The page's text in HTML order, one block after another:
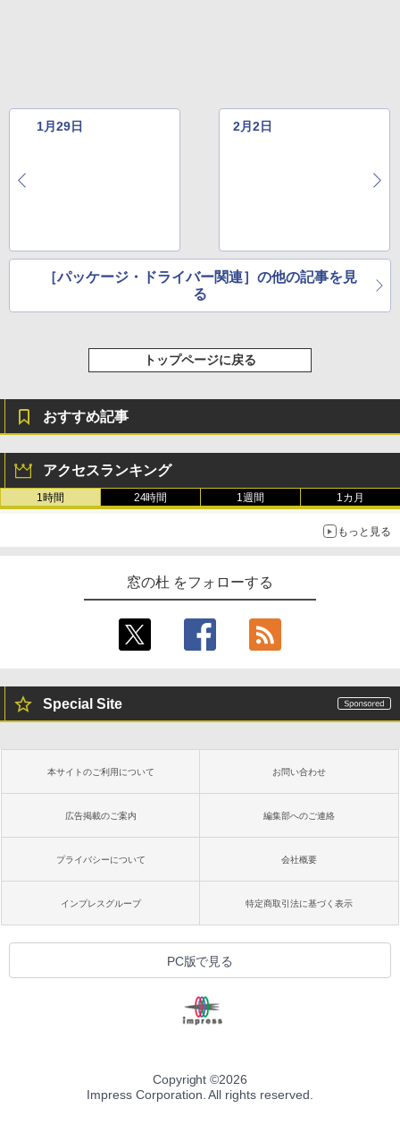
1月29日 2月2日
［パッケージ・ドライバー関連］の他の記事を見
る
トップページに戻る
おすすめ記事
アクセスランキング
1時間 24時間 1週間 1カ月
もっと見る
窓の杜 をフォローする
Special Site
本サイトのご利用について お問い合わせ
広告掲載のご案内 編集部へのご連絡
プライバシーについて 会社概要
インプレスグループ 特定商取引法に基づく表示
PC版で見る
Copyright ©2026
Impress Corporation. All rights reserved.